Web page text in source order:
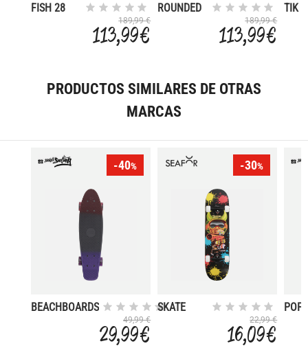
FISH 28
189,99 €
113,99 €
ROUNDED
189,99 €
113,99 €
TIK
PRODUCTOS SIMILARES DE OTRAS
MARCAS
-40%
BEACHBOARDS
49,99 €
29,99 €
-30%
SKATE
22,99 €
16,09 €
POP